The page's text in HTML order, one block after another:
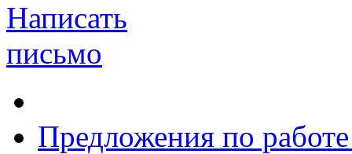
Написать
письмо
Предложения по работе